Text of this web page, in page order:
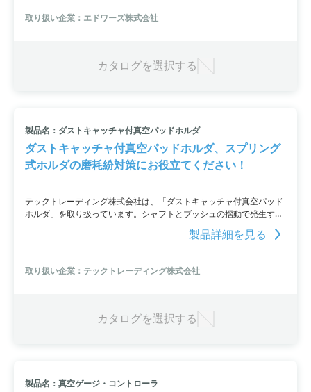
効果を実現します。幅広い用途に適応できるパージ機能と高電圧仕様
も特長です。詳細はカタログ資料をご覧いただくか、お問い合わせく
取り扱い企業：エドワーズ株式会社
カタログを選択する
製品名：ダストキャッチャ付真空パッドホルダ
ダストキャッチャ付真空パッドホルダ、スプリング
式ホルダの磨耗紛対策にお役立てください！
テックトレーディング株式会社は、「ダストキャッチャ付真空パッド
ホルダ」を取り扱っています。シャフトとブッシュの摺動で発生する
スプリング式ホルダの磨耗紛に対応し、安価で簡易的なダストキャッ
チャ付タイプをオプションとして提供。機械部品、真空機器における
近くの営業所へお問い合わせください。
製品詳細を見る
取り扱い企業：テックトレーディング株式会社
カタログを選択する
製品名：真空ゲージ・コントローラ